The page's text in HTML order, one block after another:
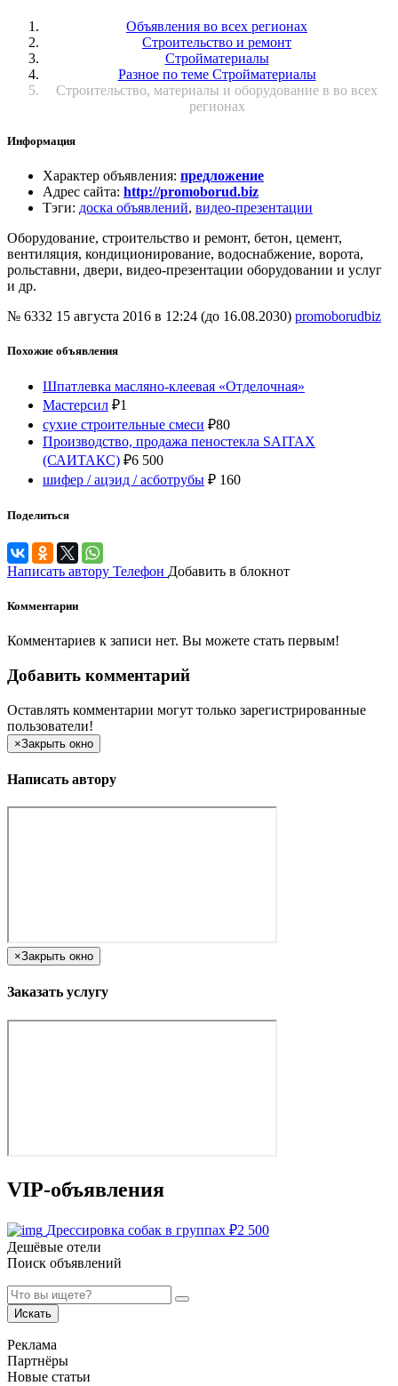
Объявления во всех регионах
Строительство и ремонт
Стройматериалы
Разное по теме Стройматериалы
Строительство, материалы и оборудование в во всех
регионах
Информация
Характер объявления: предложение
Адрес сайта: http://promoborud.biz
Тэги: доска объявлений, видео-презентации
Оборудование, строительство и ремонт, бетон, цемент,
вентиляция, кондиционирование, водоснабжение, ворота,
рольставни, двери, видео-презентации оборудовании и услуг
и др.
№ 6332 15 августа 2016 в 12:24 (до 16.08.2030) promoborudbiz
Похожие объявления
Шпатлевка масляно-клеевая «Отделочная»
Мастерсил ₽1
сухие строительные смеси ₽80
Производство, продажа пеностекла SAITAX
(САИТАКС) ₽6 500
шифер / ацэид / асботрубы ₽ 160
Поделиться
Написать автору Телефон Добавить в блокнот
Комментарии
Комментариев к записи нет. Вы можете стать первым!
Добавить комментарий
Оставлять комментарии могут только зарегистрированные
пользователи!
×Закрыть окно
Написать автору
×Закрыть окно
Заказать услугу
VIP-объявления
Дрессировка собак в группах ₽2 500
Дешёвые отели
Поиск объявлений
Искать
Реклама
Партнёры
Новые статьи